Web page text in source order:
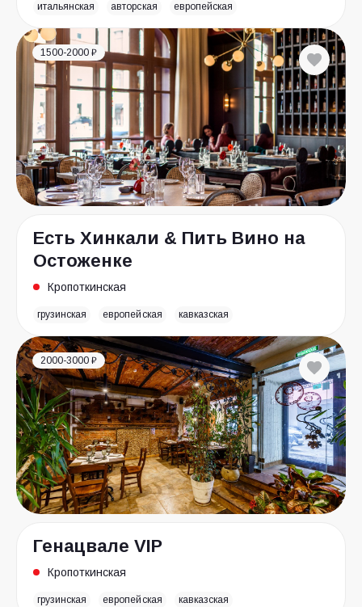
итальянская авторская европейская
1500-2000 ₽
Есть Хинкали & Пить Вино на
Остоженке
Кропоткинская
грузинская европейская кавказская
2000-3000 ₽
Генацвале VIP
Кропоткинская
грузинская европейская кавказская